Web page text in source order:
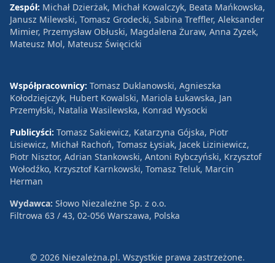
Zespół: Michał Dzierżak, Michał Kowalczyk, Beata Mańkowska,
Janusz Milewski, Tomasz Grodecki, Sabina Treffler, Aleksander
Mimier, Przemysław Obłuski, Magdalena Żuraw, Anna Zyzek,
Mateusz Mol, Mateusz Święcicki
Współpracownicy: Tomasz Duklanowski, Agnieszka
Kołodziejczyk, Hubert Kowalski, Mariola Łukawska, Jan
Przemyłski, Natalia Wasilewska, Konrad Wysocki
Publicyści: Tomasz Sakiewicz, Katarzyna Gójska, Piotr
Lisiewicz, Michał Rachoń, Tomasz Łysiak, Jacek Liziniewicz,
Piotr Nisztor, Adrian Stankowski, Antoni Rybczyński, Krzysztof
Wołodźko, Krzysztof Karnkowski, Tomasz Teluk, Marcin
Herman
Wydawca: Słowo Niezależne Sp. z o.o.
Filtrowa 63 / 43, 02-056 Warszawa, Polska
© 2026 Niezależna.pl. Wszystkie prawa zastrzeżone.